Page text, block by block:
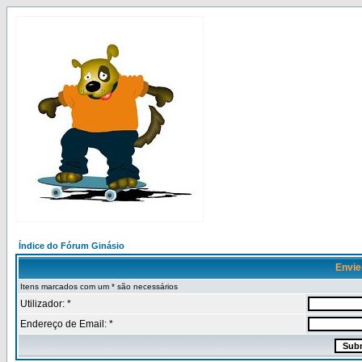
Índice do Fórum Ginásio
Itens marcados com um * são necessários
Utilizador: *
Endereço de Email: *